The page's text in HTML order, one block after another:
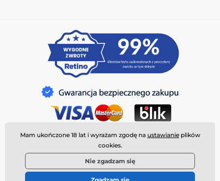
Mam ukończone 18 lat i wyrażam zgodę na ustawianieplików
cookies.
Nie zgadzam się